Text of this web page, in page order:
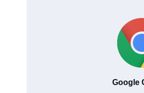
Google